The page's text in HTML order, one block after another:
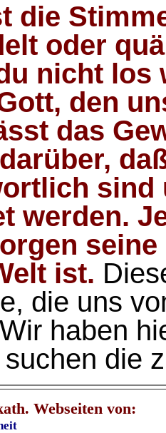
die
oder
nicht los
den
das
sind
werden.
ist.
die uns
haben
die
Webseiten von: